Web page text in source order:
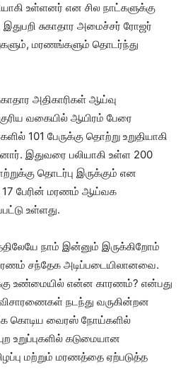
உள்ளனர் என சில நாட்களுக்கு
சுகாதார அமைச்சர் ரோஜர்
மரணங்களும் தொடர்ந்து
அதிகாரிகள் ஆய்வு
வகையில் ஆயிரம் பேரை
101 பேருக்கு தொற்று உறுதியாகி
இதுவரை பலியாகி உள்ள 200
தொடர்பு இருக்கும் என
17 பேரின் மரணம் ஆய்வக
உள்ளது.
நாம் இன்னும் இருக்கிறோம்
சந்தேக அடிப்படையிலானவை.
உண்மையில் என்ன காரணம்? என்பது
நடந்து வருகின்றன
கொடிய வைரஸ் நோய்களில்
உறுப்புகளில் கடுமையான
மற்றும் மரணத்தை ஏற்படுத்த